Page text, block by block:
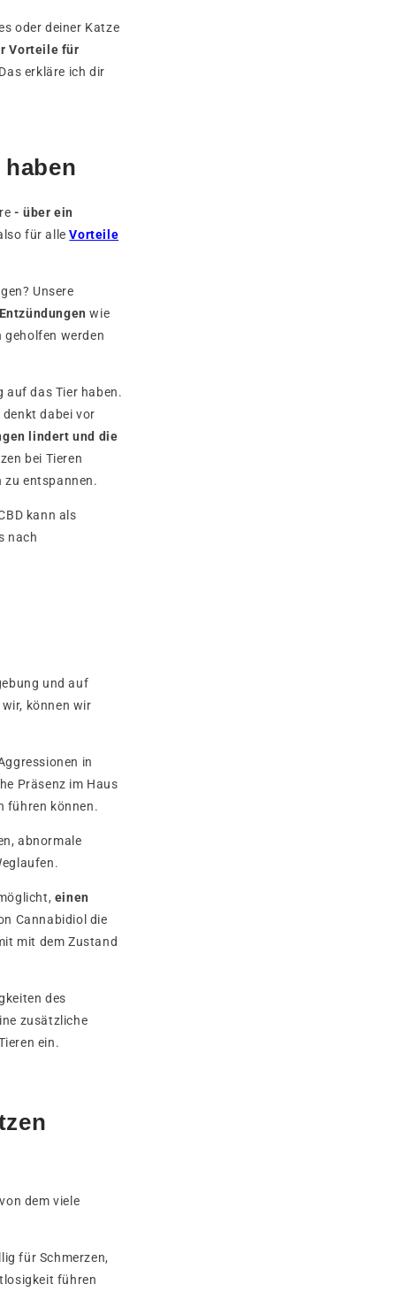
oder deiner Katze
Vorteile für
erkläre ich dir
- über ein
für alleVorteile
Unsere
wie
geholfen werden
auf das Tier haben.
dabei vor
lindert und die
bei Tieren
zu entspannen.
kann als
nach
und auf
können wir
in
Präsenz im Haus
führen können.
abnormale
einen
Cannabidiol die
mit dem Zustand
des
zusätzliche
ein.
dem viele
für Schmerzen,
führen